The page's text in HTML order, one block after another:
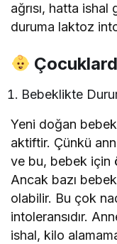
ağrısı, hatta
duruma laktoz
Bebeklikte
Yeni doğan
aktiftir. Çünkü
ve bu, bebek için
Ancak bazı
olabilir. Bu çok
intoleransıdır.
ishal, kilo